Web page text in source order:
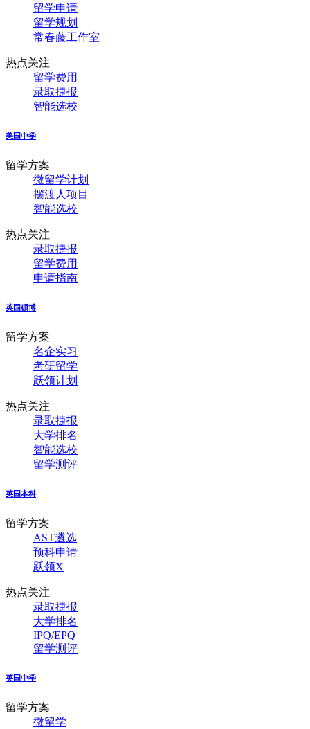
留学申请
留学规划
常春藤工作室
热点关注
留学费用
录取捷报
智能选校
美国中学
留学方案
微留学计划
摆渡人项目
智能选校
热点关注
录取捷报
留学费用
申请指南
英国硕博
留学方案
名企实习
考研留学
跃领计划
热点关注
录取捷报
大学排名
智能选校
留学测评
英国本科
留学方案
AST遴选
预科申请
跃领X
热点关注
录取捷报
大学排名
IPQ/EPQ
留学测评
英国中学
留学方案
微留学